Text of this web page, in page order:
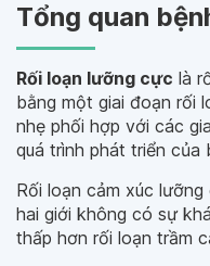
Tổng quan
Rối loạn lưỡng cực là
bằng một giai đoạn rối
nhẹ phối hợp với các
quá trình phát triển của
Rối loạn cảm xúc
hai giới không có sự
thấp hơn rối loạn trầm